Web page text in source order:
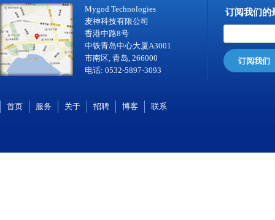
Mygod Technologies
麦神科技有限公司
香港中路8号
中铁青岛中心大厦A3001
市南区, 青岛, 266000
电话: 0532-5897-3093
订阅我们的
订阅我们
首页 服务 关于 招聘 博客 联系